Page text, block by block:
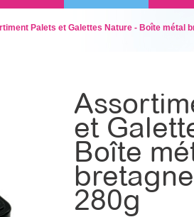
Palets et Galettes Nature - Boîte métal
et
Boîte
280g